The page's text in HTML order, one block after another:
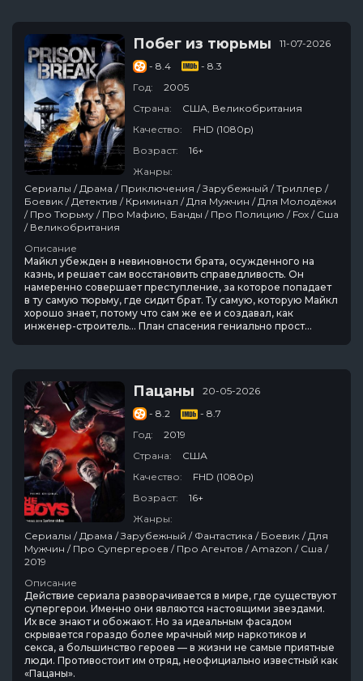
Побег из тюрьмы
11-07-2026
- 8.4
- 8.3
Год:
2005
Страна:
США, Великобритания
Качество:
FHD (1080p)
Возраст:
16+
Жанры:
Сериалы / Драма / Приключения / Зарубежный / Триллер /
Боевик / Детектив / Криминал / Для Мужчин / Для Молодёжи
/ Про Тюрьму / Про Мафию, Банды / Про Полицию / Fox / Сша
/ Великобритания
Описание
Майкл убежден в невиновности брата, осужденного на
казнь, и решает сам восстановить справедливость. Он
намеренно совершает преступление, за которое попадает
в ту самую тюрьму, где сидит брат. Ту самую, которую Майкл
хорошо знает, потому что сам же ее и создавал, как
инженер-строитель... План спасения гениально прост...
Пацаны
20-05-2026
- 8.2
- 8.7
Год:
2019
Страна:
США
Качество:
FHD (1080p)
Возраст:
16+
Жанры:
Сериалы / Драма / Зарубежный / Фантастика / Боевик / Для
Мужчин / Про Супергероев / Про Агентов / Amazon / Сша /
2019
Описание
Действие сериала разворачивается в мире, где существуют
супергерои. Именно они являются настоящими звездами.
Их все знают и обожают. Но за идеальным фасадом
скрывается гораздо более мрачный мир наркотиков и
секса, а большинство героев — в жизни не самые приятные
люди. Противостоит им отряд, неофициально известный как
«Пацаны».